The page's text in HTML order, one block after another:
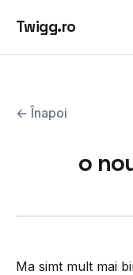
Twigg.ro
← Înapoi
o
Ma simt mult mai